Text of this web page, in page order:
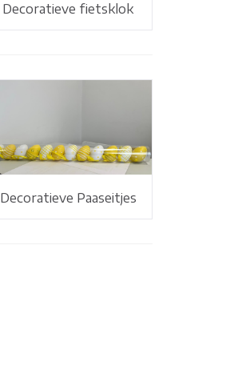
Decoratieve fietsklok
Decoratieve Paaseitjes